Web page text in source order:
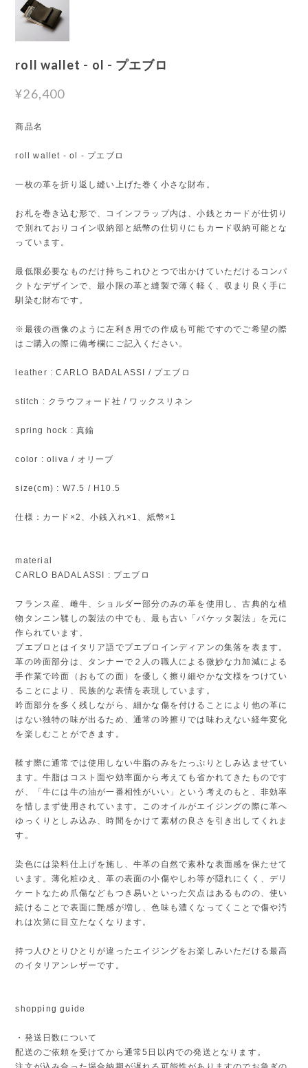
roll wallet - ol - プエブロ
¥26,400
商品名
roll wallet - ol - プエブロ
一枚の革を折り返し縫い上げた巻く小さな財布。
お札を巻き込む形で、コインフラップ内は、小銭とカードが仕切り
で別れておりコイン収納部と紙幣の仕切りにもカード収納可能とな
っています。
最低限必要なものだけ持ちこれひとつで出かけていただけるコンパ
クトなデザインで、最小限の革と縫製で薄く軽く、収まり良く手に
馴染む財布です。
※最後の画像のように左利き用での作成も可能ですのでご希望の際
はご購入の際に備考欄にご記入ください。
leather : CARLO BADALASSI / プエブロ
stitch : クラウフォード社 / ワックスリネン
spring hock : 真鍮
color : oliva / オリーブ
size(cm) : W7.5 / H10.5
仕様：カード×2、小銭入れ×1、紙幣×1
material
CARLO BADALASSI : プエブロ
フランス産、雌牛、ショルダー部分のみの革を使用し、古典的な植
物タンニン鞣しの製法の中でも、最も古い「バケッタ製法」を元に
作られています。
プエブロとはイタリア語でプエブロインディアンの集落を表ます。
革の吟面部分は、タンナーで２人の職人による微妙な力加減による
手作業で吟面（おもての面）を優しく擦り細やかな文様をつけてい
ることにより、民族的な表情を表現しています。
吟面部分を多く残しながら、細かな傷を付けることにより他の革に
はない独特の味が出るため、通常の吟擦りでは味わえない経年変化
を楽しむことができます。
鞣す際に通常では使用しない牛脂のみをたっぷりとしみ込ませてい
ます。牛脂はコスト面や効率面から考えても省かれてきたものです
が、「牛には牛の油が一番相性がいい」という考えのもと、非効率
を惜しまず使用されています。このオイルがエイジングの際に革へ
ゆっくりとしみ込み、時間をかけて素材の良さを引き出してくれま
す。
染色には染料仕上げを施し、牛革の自然で素朴な表面感を保たせて
います。薄化粧ゆえ、革の表面の小傷やしわ等が隠れにくく、デリ
ケートなため爪傷などもつき易いといった欠点はあるものの、使い
続けることで表面に艶感が増し、色味も濃くなってくことで傷や汚
れは次第に目立たなくなります。
持つ人ひとりひとりが違ったエイジングをお楽しみいただける最高
のイタリアンレザーです。
shopping guide
・発送日数について
配送のご依頼を受けてから通常5日以内での発送となります。